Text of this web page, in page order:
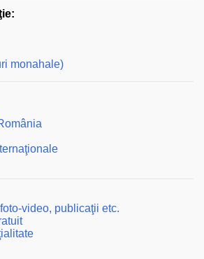
monahale)
video, publicaţii etc.